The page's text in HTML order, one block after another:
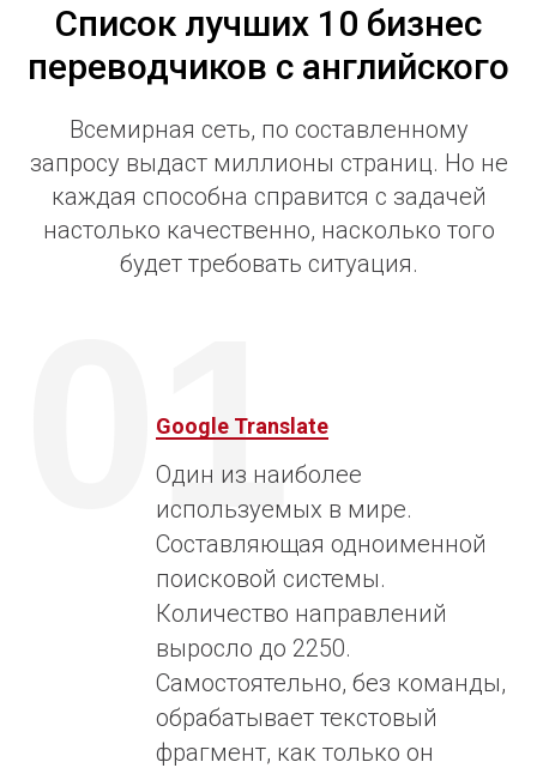
Список лучших 10 бизнес
переводчиков с английского
Всемирная сеть, по составленному
запросу выдаст миллионы страниц. Но не
каждая способна справится с задачей
настолько качественно, насколько того
будет требовать ситуация.
Google Translate
Один из наиболее
используемых в мире.
Составляющая одноименной
поисковой системы.
Количество направлений
выросло до 2250.
Самостоятельно, без команды,
обрабатывает текстовый
фрагмент, как только он
01